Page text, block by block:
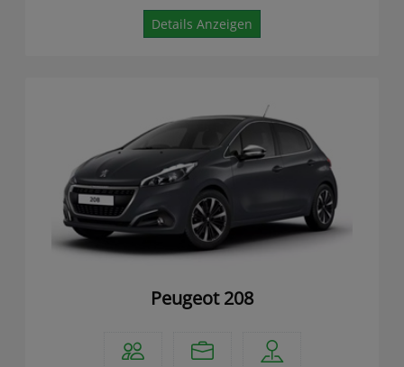
Details Anzeigen
Peugeot 208